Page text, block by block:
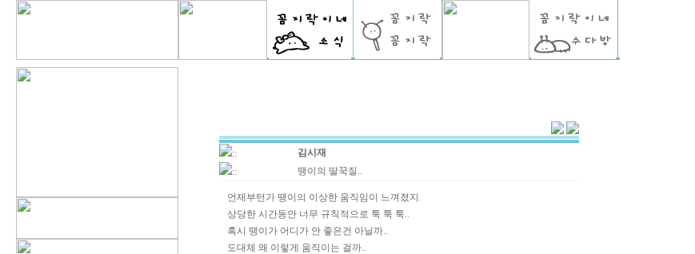
::
김시재
::
땡이의 딸꾹질..
언제부턴가 땡이의 이상한 움직임이 느껴졌지.
상당한 시간동안 너무 규칙적으로 툭 툭 툭..
혹시 땡이가 어디가 안 좋은건 아닐까..
도대체 왜 이렇게 움직이는 걸까..